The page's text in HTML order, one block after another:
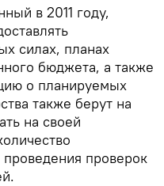
в 2011 году,
силах, планах
бюджета, а также
о планируемых
также берут на
на своей
проверок